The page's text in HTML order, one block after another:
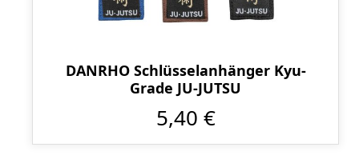
DANRHO Schlüsselanhänger Kyu-
Grade JU-JUTSU
5,40 €